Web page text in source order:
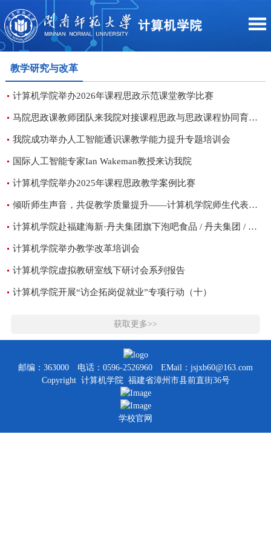
教学研究与改革
计算机学院举办2026年课程思政示范课堂教学比赛
马院思政课教师团队来我院对接课程思政与思政课程协同育人工作
我院成功举办人工智能通识课教学能力提升专题培训会
国际人工智能专家Ian Wakeman教授来访我院
计算机学院举办2025年课程思政教学案例比赛
倾听师生声音，共促教学质量提升——计算机学院师生代表座谈会顺利召开
计算机学院赴福建海新·丹夫集团旗下泡吧食品 / 丹夫集团 / 伯力爵食品开展访企拓岗活专项行动（三十二）
计算机学院举办教学改革培训会
计算机学院虚拟教研室线下研讨会系列报告
计算机学院开展“访企拓岗促就业”专项行动（十）
获取更多>>
邮编：363000 电话：0596-2526960
EMail：jsjxb60@163.com
Copyright 计算机学院 福建省漳州市县前直街36号
学校官网